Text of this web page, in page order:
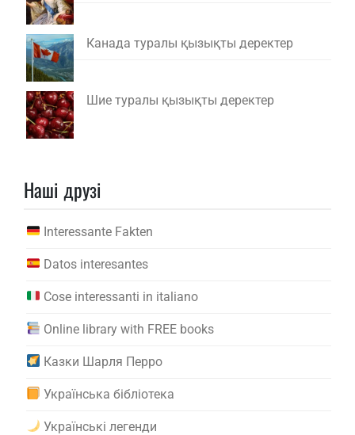
Канада туралы қызықты деректер
Шие туралы қызықты деректер
Наші друзі
Interessante Fakten
Datos interesantes
Cose interessanti in italiano
Online library with FREE books
Казки Шарля Перро
Українська бібліотека
Українські легенди